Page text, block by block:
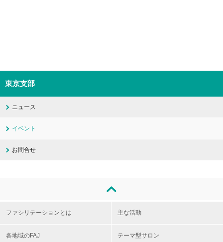
東京支部
ニュース
イベント
お問合せ
ファシリテーションとは 主な活動
各地域のFAJ テーマ型サロン